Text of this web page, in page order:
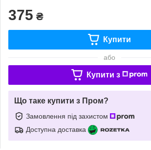
375 ₴
Купити
або
Купити з
Що таке купити з Пром?
Замовлення під захистом
Доступна доставка